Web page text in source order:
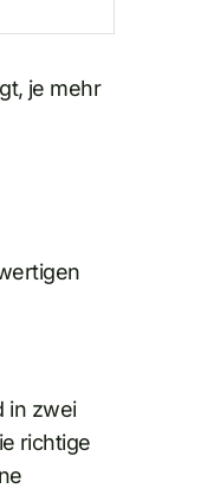
je mehr
in zwei
richtige